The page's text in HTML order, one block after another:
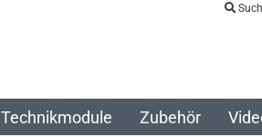
Technikmodule Zubehör